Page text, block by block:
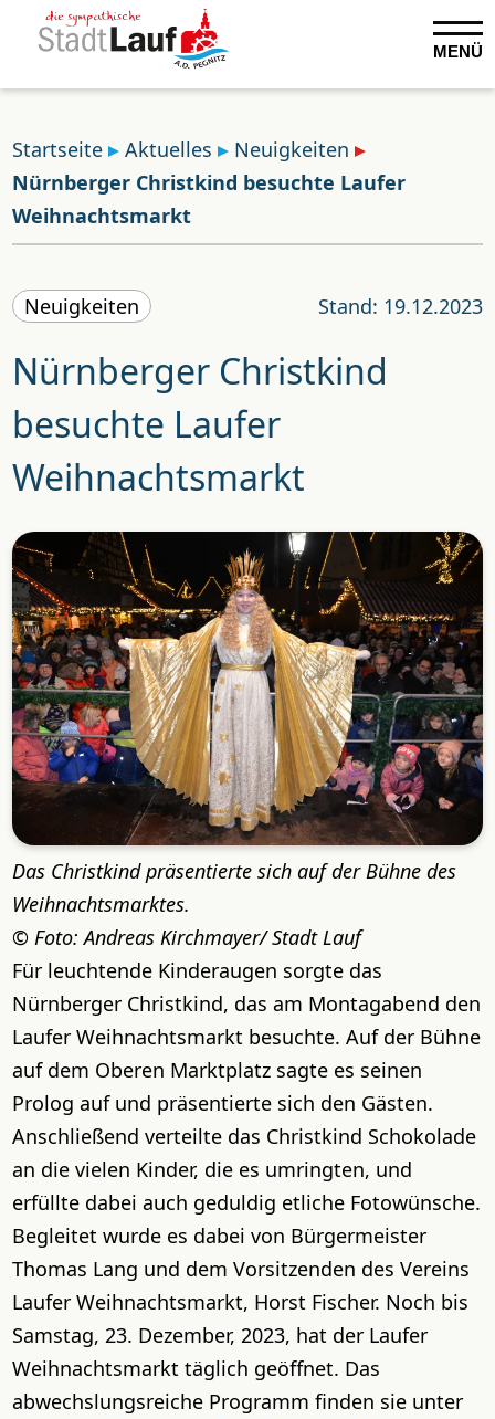
MENÜ
Startseite Aktuelles
Neuigkeiten
Nürnberger Christkind besuchte Laufer
Weihnachtsmarkt
Stand: 19.12.2023
Neuigkeiten
Nürnberger Christkind
besuchte Laufer
Weihnachtsmarkt
Das Christkind präsentierte sich auf der Bühne des
Weihnachtsmarktes.
Foto: Andreas Kirchmayer/ Stadt Lauf
Für leuchtende Kinderaugen sorgte das
Nürnberger Christkind, das am Montagabend den
Laufer Weihnachtsmarkt besuchte. Auf der Bühne
auf dem Oberen Marktplatz sagte es seinen
Prolog auf und präsentierte sich den Gästen.
Anschließend verteilte das Christkind Schokolade
an die vielen Kinder, die es umringten, und
erfüllte dabei auch geduldig etliche Fotowünsche.
Begleitet wurde es dabei von Bürgermeister
Thomas Lang und dem Vorsitzenden des Vereins
Laufer Weihnachtsmarkt, Horst Fischer. Noch bis
Samstag, 23. Dezember, 2023, hat der Laufer
Weihnachtsmarkt täglich geöffnet. Das
abwechslungsreiche Programm finden sie unter